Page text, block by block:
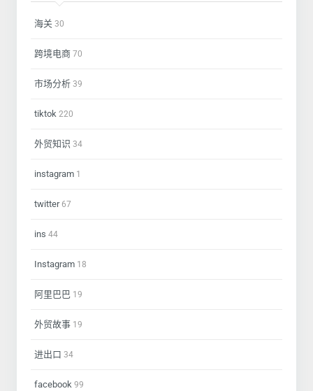
海关 30
跨境电商 70
市场分析 39
tiktok 220
外贸知识 34
instagram 1
twitter67
ins 44
Instagram 18
阿里巴巴 19
外贸故事 19
进出口 34
facebook 99